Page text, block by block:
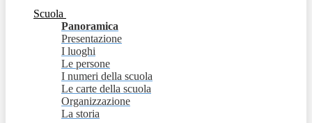
Scuola
Panoramica
Presentazione
I luoghi
Le persone
I numeri della scuola
Le carte della scuola
Organizzazione
La storia